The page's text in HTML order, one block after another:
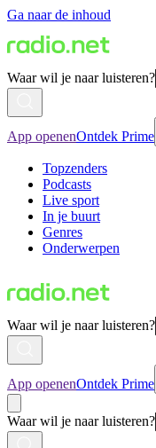
Ga naar de inhoud
Waar wil je naar luisteren?
App openenOntdek Prime
Topzenders
Podcasts
Live sport
In je buurt
Genres
Onderwerpen
Waar wil je naar luisteren?
App openenOntdek Prime
Waar wil je naar luisteren?